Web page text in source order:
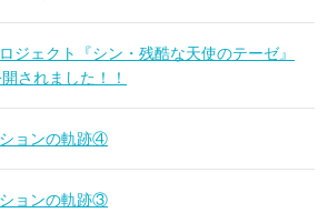
ジェクト『シン・残酷な天使のテーゼ』
されました！！
ョンの軌跡④
ョンの軌跡③